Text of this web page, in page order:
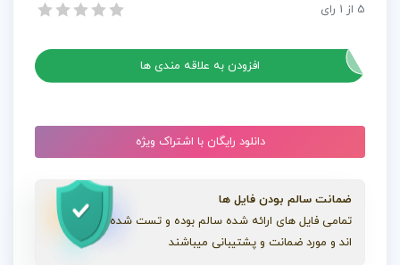
Cinematic
V.3
عدد
دانلود پریست اصلاح رنگ 27 فیلم مطرح دنیا Cinematic LUTs V.3
5 از 1 رای
افزودن به علاقه مندی ها
دانلود رایگان با اشتراک ویژه
ضمانت سالم بودن فایل ها
تمامی فایل های ارائه شده سالم بوده و تست شده
اند و مورد ضمانت و پشتیبانی میباشند